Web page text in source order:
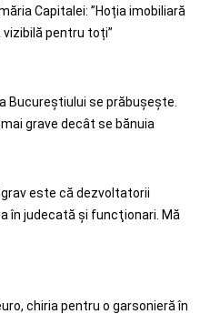
Capitalei: ”Hoția imobiliară
pentru toți”
Bucureștiului se prăbușește.
grave decât se bănuia
grav este că dezvoltatorii
în judecată şi funcţionari. Mă
chiria pentru o garsonieră în